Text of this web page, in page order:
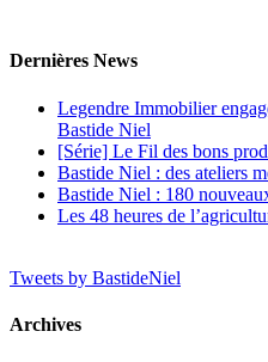
Dernières News
Legendre Immobilier
Bastide Niel
[Série] Le Fil des bons
Bastide Niel : des ateliers
Bastide Niel : 180
Les 48 heures de
Tweets by BastideNiel
Archives